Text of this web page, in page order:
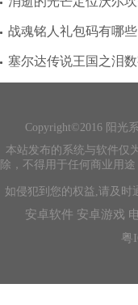
Copyright©2016 阳光
本站发布的系统与软件仅
除，不得用于任何商业用
如侵犯到您的权益,请及时
安卓软件 安卓游戏
粤